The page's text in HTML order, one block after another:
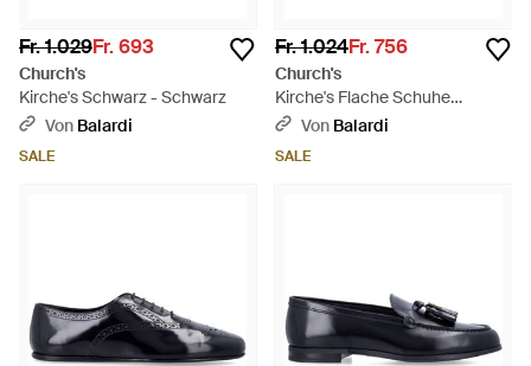
Fr. 1.029Fr. 693
Church's
Kirche's Schwarz - Schwarz
Von Balardi
SALE
Fr. 1.024Fr. 756
Church's
Kirche's Flache Schuhe
Schwarz - Blau
Von Balardi
SALE